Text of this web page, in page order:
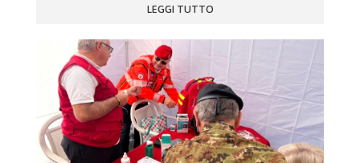
LEGGI TUTTO